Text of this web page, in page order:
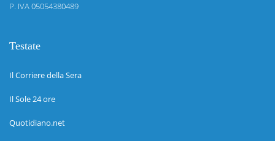
P. IVA 05054380489
Testate
Il Corriere della Sera
Il Sole 24 ore
Quotidiano.net